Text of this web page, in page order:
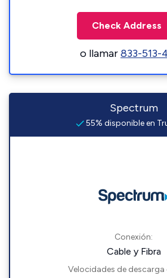
Check Address
o llamar833-513-
Spectrum
55% disponible en
Conexión:
Cable y Fibra
Velocidades de descarga